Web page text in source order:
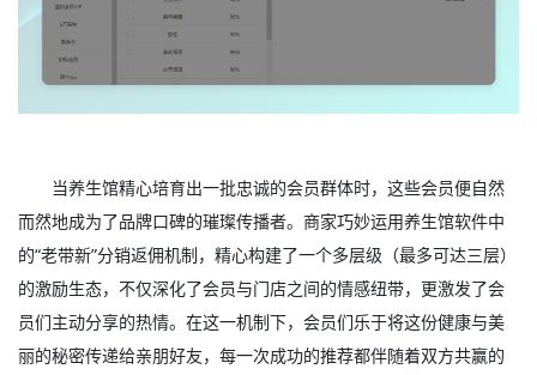
当养生馆精心培育出一批忠诚的会员群体时，这些会员便自然
而然地成为了品牌口碑的璀璨传播者。商家巧妙运用养生馆软件中
的“老带新”分销返佣机制，精心构建了一个多层级（最多可达三层）
的激励生态，不仅深化了会员与门店之间的情感纽带，更激发了会
员们主动分享的热情。在这一机制下，会员们乐于将这份健康与美
丽的秘密传递给亲朋好友，每一次成功的推荐都伴随着双方共赢的